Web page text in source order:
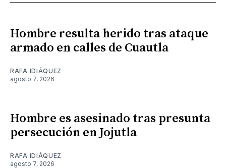
Hombre resulta herido tras ataque
armado en calles de Cuautla
RAFA IDIÁQUEZ
agosto 7, 2026
Hombre es asesinado tras presunta
persecución en Jojutla
RAFA IDIÁQUEZ
agosto 7, 2026